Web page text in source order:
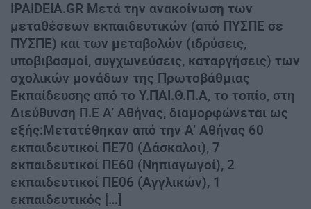
IPAIDEIA.GR Μετά την ανακοίνωση των
μεταθέσεων εκπαιδευτικών (από ΠΥΣΠΕ σε
ΠΥΣΠΕ) και των μεταβολών (ιδρύσεις,
υποβιβασμοί, συγχωνεύσεις, καταργήσεις) των
σχολικών μονάδων της Πρωτοβάθμιας
Εκπαίδευσης από το Υ.ΠΑΙ.Θ.Π.Α, το τοπίο, στη
Διεύθυνση Π.Ε Α’ Αθήνας, διαμορφώνεται ως
εξής:Μετατέθηκαν από την Α’ Αθήνας 60
εκπαιδευτικοί ΠΕ70 (Δάσκαλοι), 7
εκπαιδευτικοί ΠΕ60 (Νηπιαγωγοί), 2
εκπαιδευτικοί ΠΕ06 (Αγγλικών), 1
εκπαιδευτικός […]